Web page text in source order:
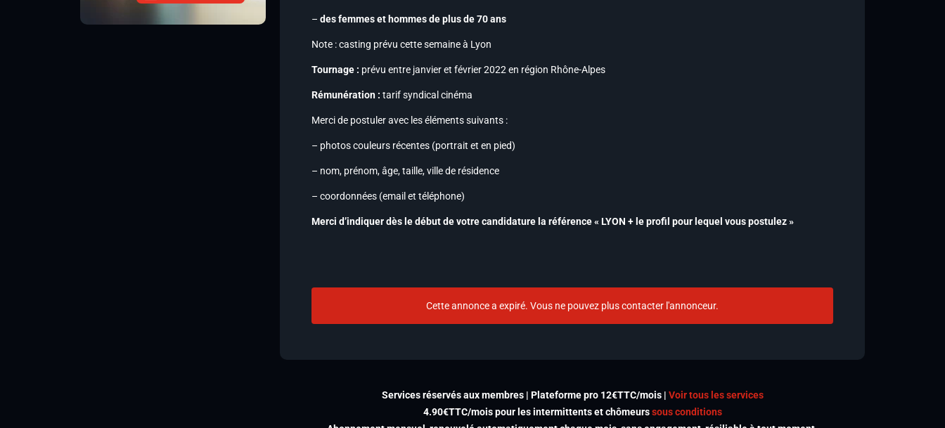
– des femmes et hommes de plus de 70 ans
Note :casting prévu cette semaine à Lyon
Tournage : prévu entre janvier et février 2022 en région Rhône-Alpes
Rémunération : tarif syndical cinéma
Merci de postuler avec les éléments suivants :
– photos couleurs récentes (portrait et en pied)
– nom, prénom, âge, taille, ville de résidence
– coordonnées (email et téléphone)
Merci d’indiquer dès le début de votre candidature la référence « LYON + le profil pour lequel vous postulez »
Cette annonce a expiré. Vous ne pouvez plus contacter l'annonceur.
Services réservés aux membres | Plateforme pro 12€TTC/mois | Voir tous les services
4.90€TTC/mois pour les intermittents et chômeurssous conditions